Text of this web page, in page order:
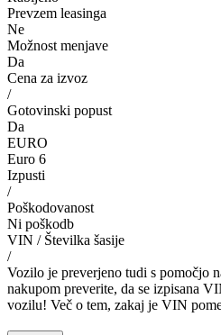
Prevzem leasinga
Ne
Možnost menjave
Da
Cena za izvoz
/
Gotovinski popust
Da
EURO
Euro 6
Izpusti
/
Poškodovanost
Ni poškodb
VIN / Številka šasije
/
Vozilo je preverjeno tudi s pomočjo
nakupom preverite, da se izpisana
vozilu! Več o tem, zakaj je VIN